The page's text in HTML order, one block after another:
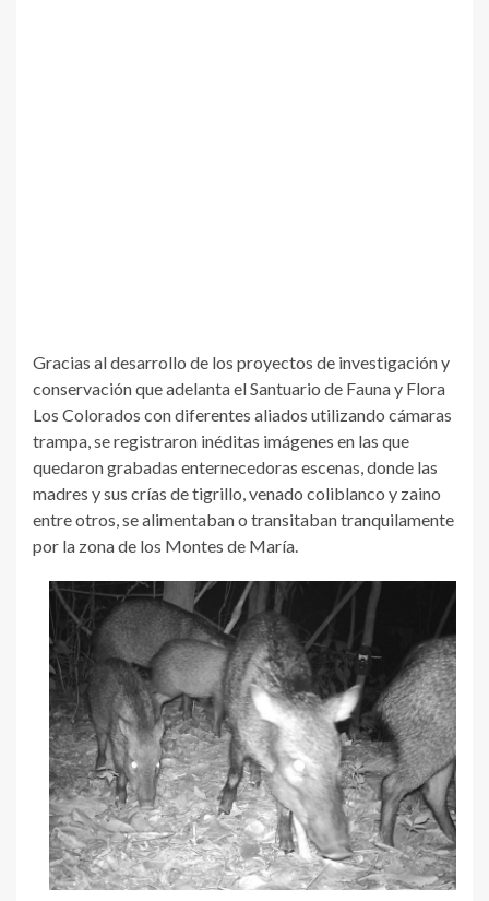
Gracias al desarrollo de los proyectos de investigación y
conservación que adelanta el Santuario de Fauna y Flora
Los Colorados con diferentes aliados utilizando cámaras
trampa, se registraron inéditas imágenes en las que
quedaron grabadas enternecedoras escenas, donde las
madres y sus crías de tigrillo, venado coliblanco y zaino
entre otros, se alimentaban o transitaban tranquilamente
por la zona de los Montes de María.